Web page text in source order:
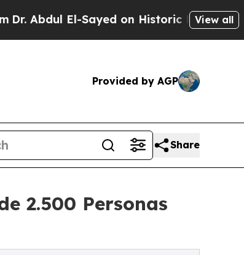
Sayed on Historic Michigan Win: View all
Provided by AGP
Share
2.500 Personas